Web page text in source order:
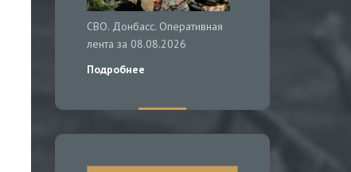
СВО. Донбасс. Оперативная
лента за 08.08.2026
Подробнее